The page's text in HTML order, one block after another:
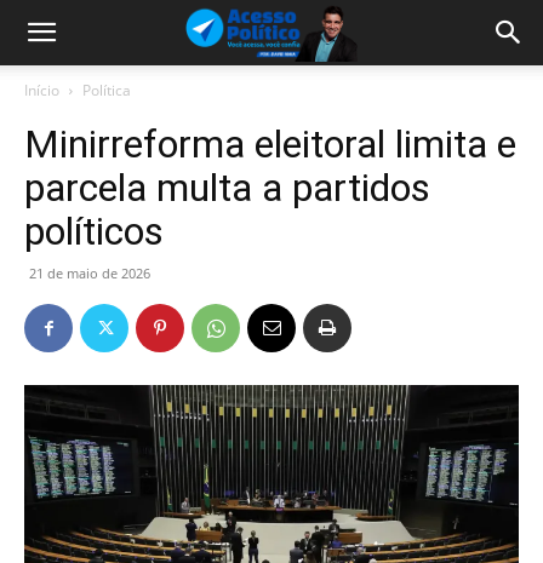
Início Política
Minirreforma eleitoral limita e
parcela multa a partidos
políticos
21 de maio de 2026